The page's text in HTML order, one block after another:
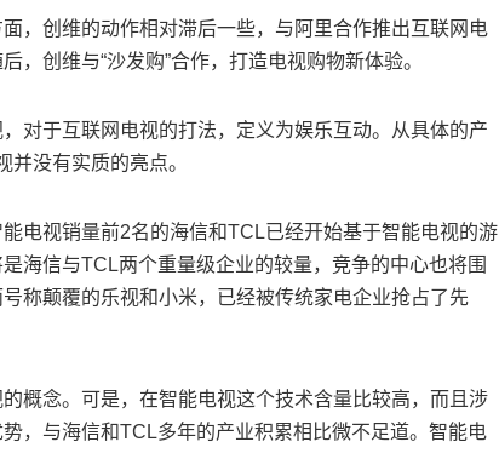
，创维的动作相对滞后一些，与阿里合作推出互联网电
，创维与“沙发购”合作，打造电视购物新体验。
对于互联网电视的打法，定义为娱乐互动。从具体的产
没有实质的亮点。
电视销量前2名的海信和TCL已经开始基于智能电视的游
海信与TCL两个重量级企业的较量，竞争的中心也将围
称颠覆的乐视和小米，已经被传统家电企业抢占了先
概念。可是，在智能电视这个技术含量比较高，而且涉
，与海信和TCL多年的产业积累相比微不足道。智能电